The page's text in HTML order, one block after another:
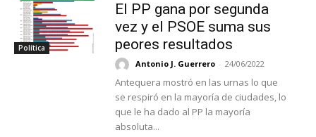
Política
El PP gana por segunda
vez y el PSOE suma sus
peores resultados
Antonio J. Guerrero - 24/06/2022
Antequera mostró en las urnas lo que
se respiró en la mayoría de ciudades, lo
que le ha dado al PP la mayoría
absoluta...